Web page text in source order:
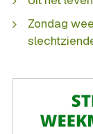
Zondag